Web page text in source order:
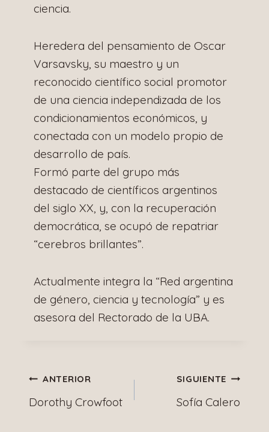
ciencia.
Heredera del pensamiento de Oscar
Varsavsky, su maestro y un
reconocido científico social promotor
de una ciencia independizada de los
condicionamientos económicos, y
conectada con un modelo propio de
desarrollo de país.
Formó parte del grupo más
destacado de científicos argentinos
del siglo XX, y, con la recuperación
democrática, se ocupó de repatriar
“cerebros brillantes”.
Actualmente integra la “Red argentina
de género, ciencia y tecnología” y es
asesora del Rectorado de la UBA.
Navegación
de
ANTERIOR
Dorothy Crowfoot
SIGUIENTE
Sofía Calero